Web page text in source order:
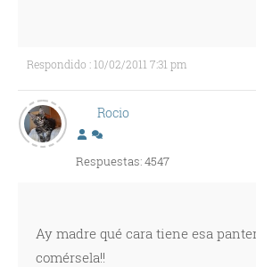
Respondido : 10/02/2011 7:31 pm
Rocio
Respuestas: 4547
Ay madre qué cara tiene esa
comérsela!!